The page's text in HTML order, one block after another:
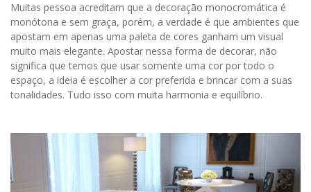
Muitas pessoa acreditam que a decoração monocromática é
monótona e sem graça, porém, a verdade é que ambientes que
apostam em apenas uma paleta de cores ganham um visual
muito mais elegante. Apostar nessa forma de decorar, não
significa que temos que usar somente uma cor por todo o
espaço, a ideia é escolher a cor preferida e brincar com a suas
tonalidades. Tudo isso com muita harmonia e equilíbrio.